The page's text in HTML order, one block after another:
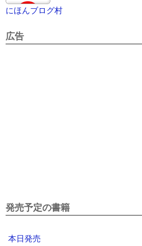
にほんブログ村
広告
発売予定の書籍
本日発売